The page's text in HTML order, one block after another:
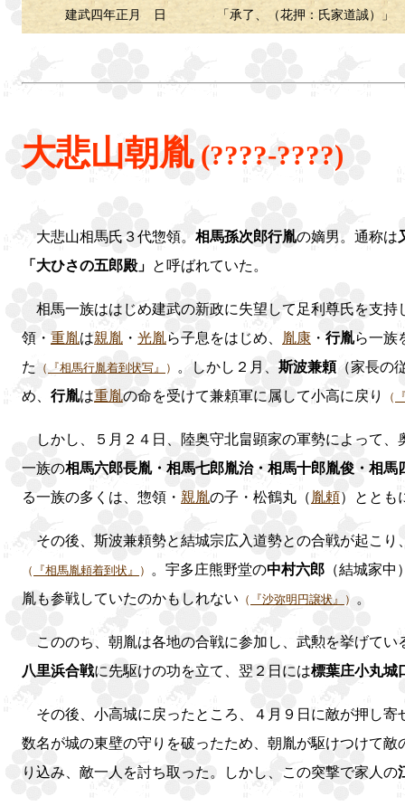
建武四年正月 日 「承了、（花押：氏家道誠）」 （
大悲山朝胤(????-????)
大悲山相馬氏３代惣領。 相馬孫次郎行胤の嫡男。通称は
「大ひさの五郎殿」 と呼ばれていた。
相馬一族ははじめ建武の新政に失望して足利尊氏を支
領・ 重胤は親胤 ・ 光胤ら子息をはじめ、 胤康 ・ 行胤ら一族
た
（ 『相馬行胤着到状写』 ） 。しかし２月、 斯波兼頼（家長の
め、 行胤は重胤の命を受けて兼頼軍に属して小高に戻り （
しかし、５月２４日、陸奥守北畠顕家の軍勢によって、
一族の相馬六郎長胤・相馬七郎胤治・相馬十郎胤俊・相馬
る一族の多くは、惣領・ 親胤の子・松鶴丸（ 胤頼）ととも
その後、斯波兼頼勢と結城宗広入道勢との合戦が起こり
（ 『相馬胤頼着到状』 ） 。宇多庄熊野堂の中村六郎 （結城家
胤も参戦していたのかもしれない （ 『沙弥明円譲状』 ） 。
こののち、朝胤は各地の合戦に参加し、武勲を挙げてい
八里浜合戦に先駆けの功を立て、翌２日には標葉庄小丸城
その後、小高城に戻ったところ、４月９日に敵が押し寄
数名が城の東壁の守りを破ったため、朝胤が駆けつけて
り込み、敵一人を討ち取った。しかし、この突撃で家人の